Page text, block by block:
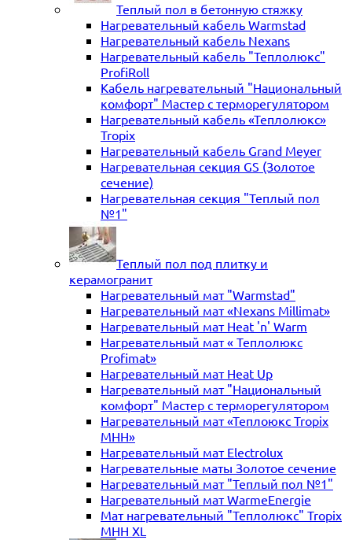
Теплый пол в бетонную стяжку
Нагревательный кабель Warmstad
Нагревательный кабель Nexans
Нагревательный кабель "Теплолюкс"
ProfiRoll
Кабель нагревательный "Национальный
комфорт" Мастер с терморегулятором
Нагревательный кабель «Теплолюкс»
Tropix
Нагревательный кабель Grand Meyer
Нагревательная секция GS (Золотое
сечение)
Нагревательная секция "Теплый пол
№1"
Теплый пол под плитку и
керамогранит
Нагревательный мат "Warmstad"
Нагревательный мат «Nexans Millimat»
Нагревательный мат Heat 'n' Warm
Нагревательный мат « Теплолюкс
Profimat»
Нагревательный мат Heat Up
Нагревательный мат "Национальный
комфорт" Мастер с терморегулятором
Нагревательный мат «Теплоюкс Tropix
MHH»
Нагревательный мат Electrolux
Нагревательные маты Золотое сечение
Нагревательный мат "Теплый пол №1"
Нагревательный мат WarmeEnergie
Мат нагревательный "Теплолюкс" Tropix
МНН XL